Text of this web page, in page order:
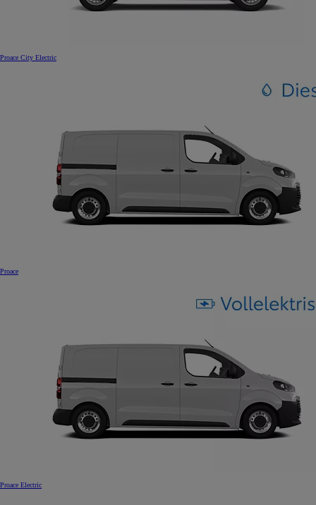
Proace City Electric
Proace
Proace Electric